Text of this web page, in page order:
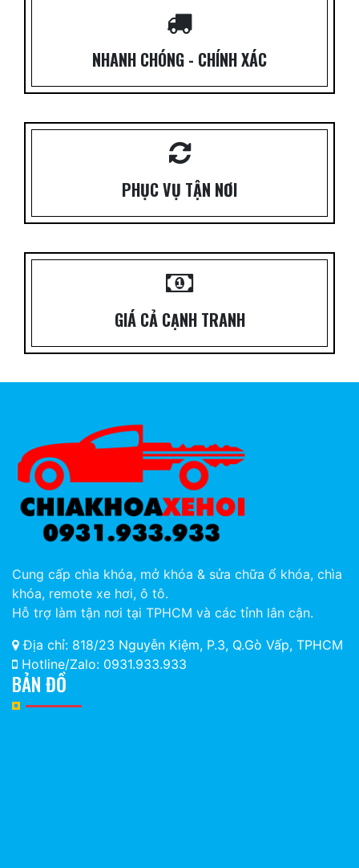
NHANH CHÓNG - CHÍNH XÁC
PHỤC VỤ TẬN NƠI
GIÁ CẢ CẠNH TRANH
Cung cấp chìa khóa, mở khóa & sửa chữa ổ khóa, chìa
khóa, remote xe hơi, ô tô.
Hỗ trợ làm tận nơi tại TPHCM và các tỉnh lân cận.
Địa chỉ: 818/23 Nguyễn Kiệm, P.3, Q.Gò Vấp, TPHCM
Hotline/Zalo: 0931.933.933
BẢN ĐỒ